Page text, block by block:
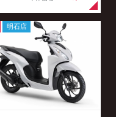
明石店